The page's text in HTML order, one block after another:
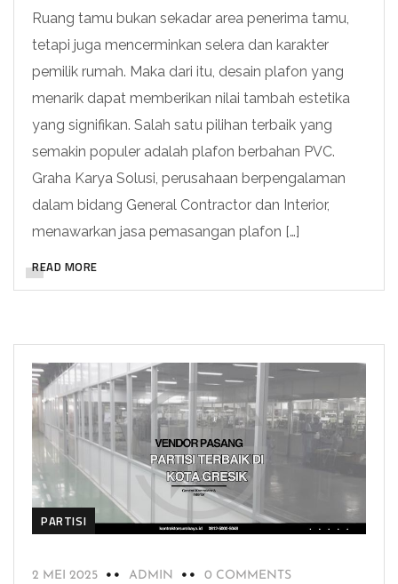
Ruang tamu bukan sekadar area penerima tamu,
tetapi juga mencerminkan selera dan karakter
pemilik rumah. Maka dari itu, desain plafon yang
menarik dapat memberikan nilai tambah estetika
yang signifikan. Salah satu pilihan terbaik yang
semakin populer adalah plafon berbahan PVC.
Graha Karya Solusi, perusahaan berpengalaman
dalam bidang General Contractor dan Interior,
menawarkan jasa pemasangan plafon […]
READ MORE
PARTISI
2 MEI 2025 ADMIN 0 COMMENTS